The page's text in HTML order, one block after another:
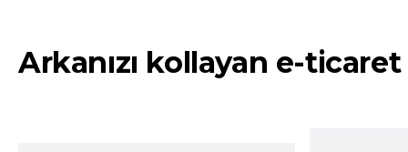
Arkanızı kollayan e-ticaret